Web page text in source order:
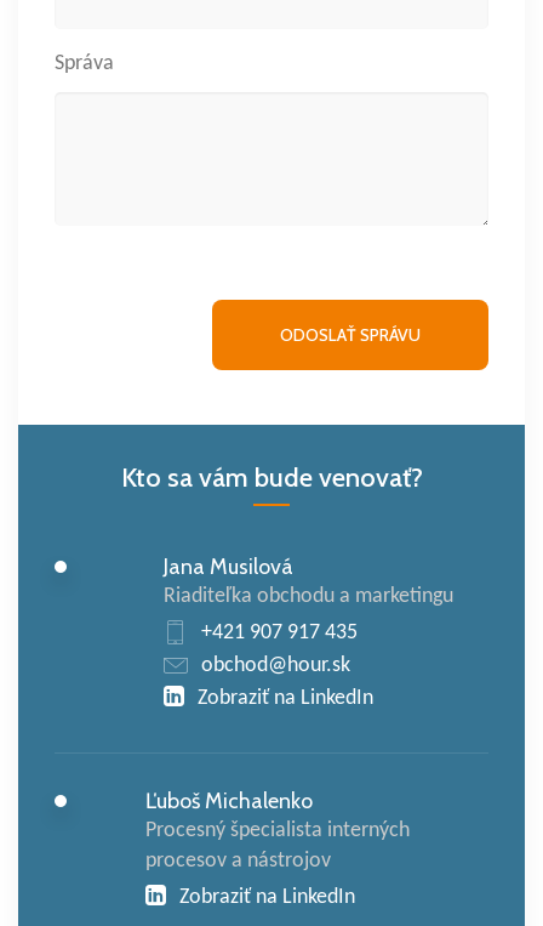
Správa
Kto sa vám bude venovať?
Jana Musilová
Riaditeľka obchodu a marketingu
+421 907 917 435
obchod@hour.sk
Zobraziť na LinkedIn
Ľuboš Michalenko
Procesný špecialista interných
procesov a nástrojov
Zobraziť na LinkedIn